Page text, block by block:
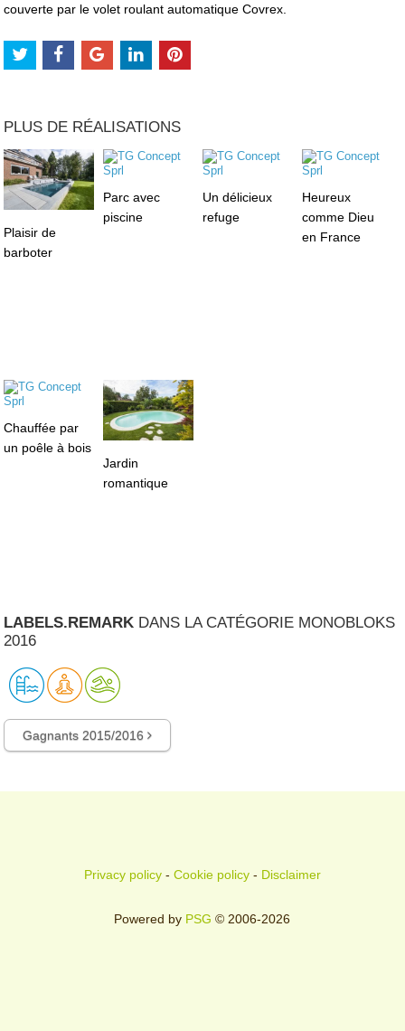
couverte par le volet roulant automatique Covrex.
PLUS DE RÉALISATIONS
Plaisir de
barboter
Parc avec
piscine
Un délicieux
refuge
Heureux
comme Dieu
en France
Chauffée par
un poêle à bois
Jardin
romantique
LABELS.REMARK DANS LA CATÉGORIE MONOBLOKS
2016
Gagnants 2015/2016
Privacy policy- Cookie policy- Disclaimer
Powered by PSG © 2006-2026